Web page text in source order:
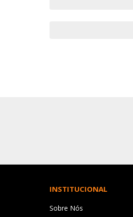
INSTITUCIONAL
Sobre Nós